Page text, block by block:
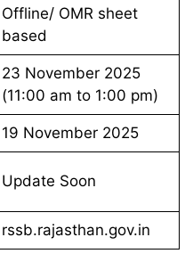
Offline/ OMR sheet
based
23 November 2025
(11:00 am to 1:00 pm)
19 November 2025
Update Soon
rssb.rajasthan.gov.in